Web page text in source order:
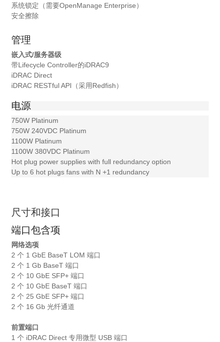
系统锁定（需要OpenManage Enterprise）
安全擦除
管理
嵌入式/服务器级
带Lifecycle Controller的iDRAC9
iDRAC Direct
iDRAC RESTful API（采用Redfish）
电源
750W Platinum
750W 240VDC Platinum
1100W Platinum
1100W 380VDC Platinum
Hot plug power supplies with full redundancy option
Up to 6 hot plugs fans with N +1 redundancy
尺寸和接口
端口包含项
网络选项
2 个 1 GbE BaseT LOM 端口
2 个 1 Gb BaseT 端口
2 个 10 GbE SFP+ 端口
2 个 10 GbE BaseT 端口
2 个 25 GbE SFP+ 端口
2 个 16 Gb 光纤通道
前置端口
1 个 iDRAC Direct 专用微型 USB 端口